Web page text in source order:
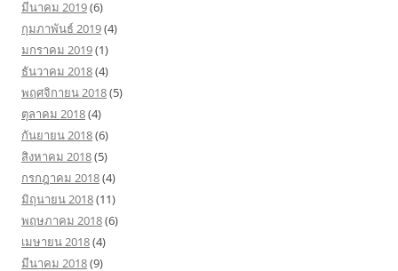
มีนาคม 2019(6)
กุมภาพันธ์ 2019(4)
มกราคม 2019(1)
ธันวาคม 2018(4)
พฤศจิกายน 2018(5)
ตุลาคม 2018(4)
กันยายน 2018(6)
สิงหาคม 2018(5)
กรกฎาคม 2018(4)
มิถุนายน 2018(11)
พฤษภาคม 2018(6)
เมษายน 2018(4)
มีนาคม 2018(9)